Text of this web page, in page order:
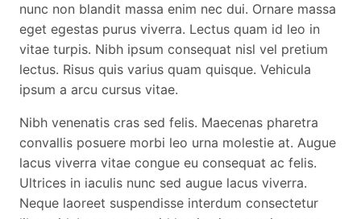
nunc non blandit massa enim nec dui. Ornare massa
eget egestas purus viverra. Lectus quam id leo in
vitae turpis. Nibh ipsum consequat nisl vel pretium
lectus. Risus quis varius quam quisque. Vehicula
ipsum a arcu cursus vitae.
Nibh venenatis cras sed felis. Maecenas pharetra
convallis posuere morbi leo urna molestie at. Augue
lacus viverra vitae congue eu consequat ac felis.
Ultrices in iaculis nunc sed augue lacus viverra.
Neque laoreet suspendisse interdum consectetur